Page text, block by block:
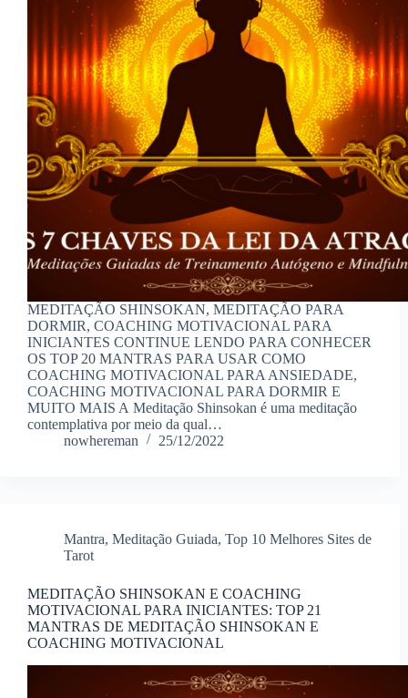
MEDITAÇÃO SHINSOKAN, MEDITAÇÃO PARA
DORMIR, COACHING MOTIVACIONAL PARA
INICIANTES CONTINUE LENDO PARA CONHECER
OS TOP 20 MANTRAS PARA USAR COMO
COACHING MOTIVACIONAL PARA ANSIEDADE,
COACHING MOTIVACIONAL PARA DORMIR E
MUITO MAIS A Meditação Shinsokan é uma meditação
contemplativa por meio da qual…
nowhereman
25/12/2022
Mantra, Meditação Guiada, Top 10 Melhores Sites de
Tarot
MEDITAÇÃO SHINSOKAN E COACHING
MOTIVACIONAL PARA INICIANTES: TOP 21
MANTRAS DE MEDITAÇÃO SHINSOKAN E
COACHING MOTIVACIONAL